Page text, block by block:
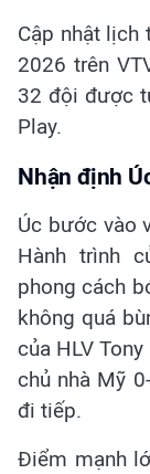
Cập nhật lịch
2026 trên
32 đội được
Play.
Nhận định
Úc bước vào
Hành trình
phong cách
không quá
của HLV
chủ nhà Mỹ
đi tiếp.
Điểm mạnh